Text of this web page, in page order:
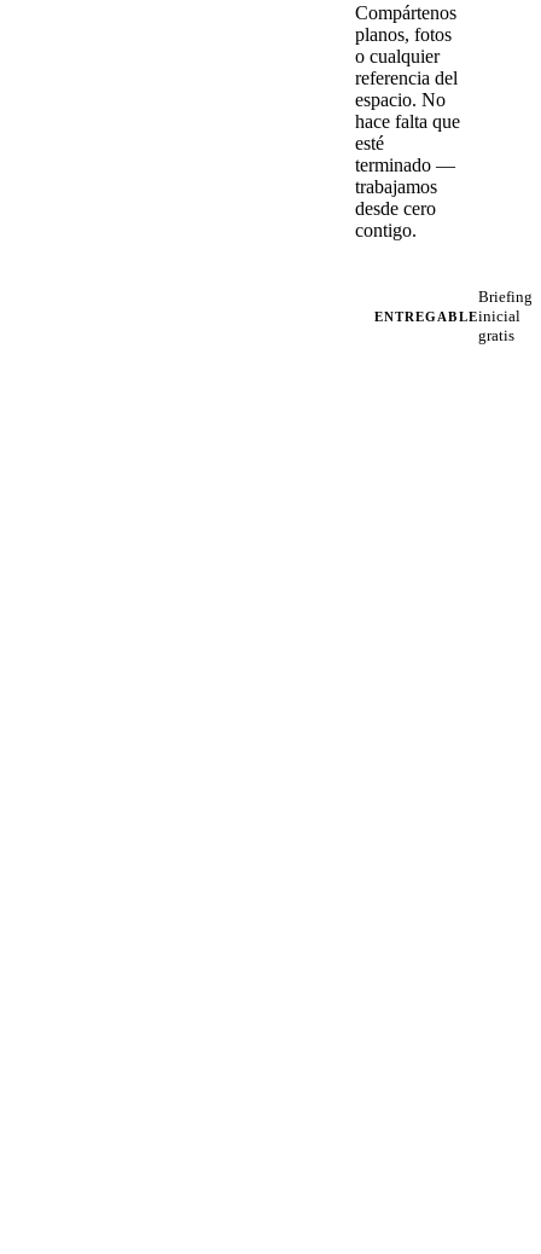
Compártenos
planos, fotos
o cualquier
referencia del
espacio. No
hace falta que
esté
terminado —
trabajamos
desde cero
contigo.
ENTREGABLE
Briefing
inicial
gratis